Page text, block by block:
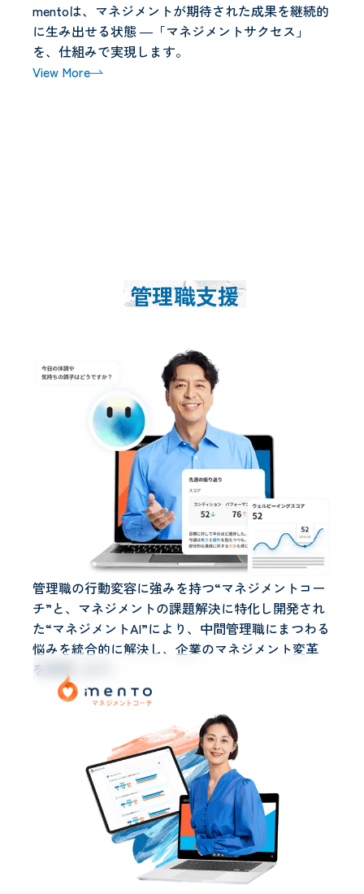
mentoは、マネジメントが期待された成果を継続的
に生み出せる状態 ―「マネジメントサクセス」
を、仕組みで実現します。
View More
管理職支援
管理職の行動変容に強みを持つ“マネジメントコー
チ”と、マネジメントの課題解決に特化し開発され
た“マネジメントAI”により、中間管理職にまつわる
悩みを統合的に解決し、企業のマネジメント変革
を実現します。